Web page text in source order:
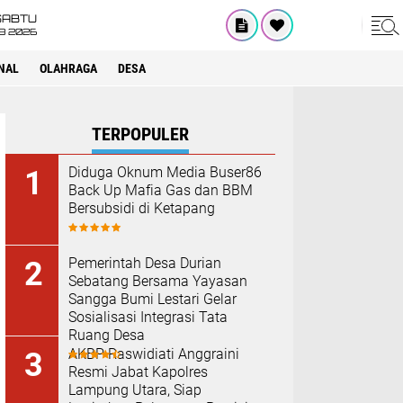
2026
OLAHRAGA DESA
TERPOPULER
Diduga Oknum Media Buser86
Back Up Mafia Gas dan BBM
Bersubsidi di Ketapang
Pemerintah Desa Durian
Sebatang Bersama Yayasan
Sangga Bumi Lestari Gelar
Sosialisasi Integrasi Tata
Ruang Desa
AKBP Raswidiati Anggraini
Resmi Jabat Kapolres
Lampung Utara, Siap